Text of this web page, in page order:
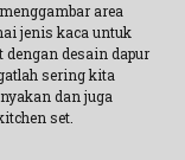
area
jenis kaca untuk
desain dapur
sering kita
dan juga
set.